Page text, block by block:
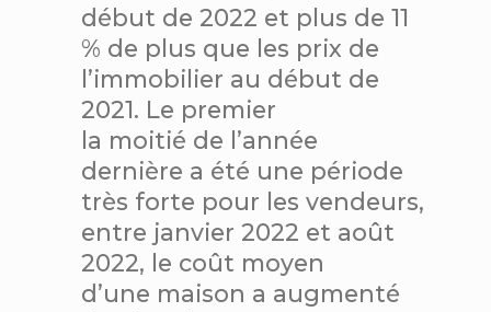
début de 2022 et plus de 11
% de plus que les prix de
l’immobilier au début de
2021. Le premier
la moitié de l’année
dernière a été une période
très forte pour les vendeurs,
entre janvier 2022 et août
2022, le coût moyen
d’une maison a augmenté